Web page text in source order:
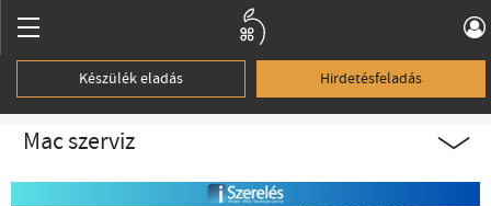
Készülék eladás Hirdetésfeladás
Mac szerviz